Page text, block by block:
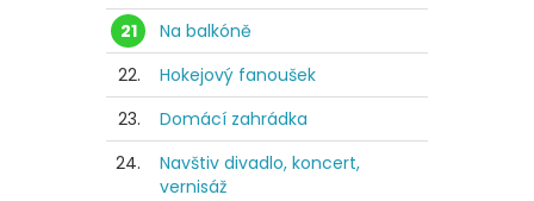
21
Na balkóně
22.
Hokejový fanoušek
23.
Domácí zahrádka
24.
Navštiv divadlo, koncert,
vernisáž